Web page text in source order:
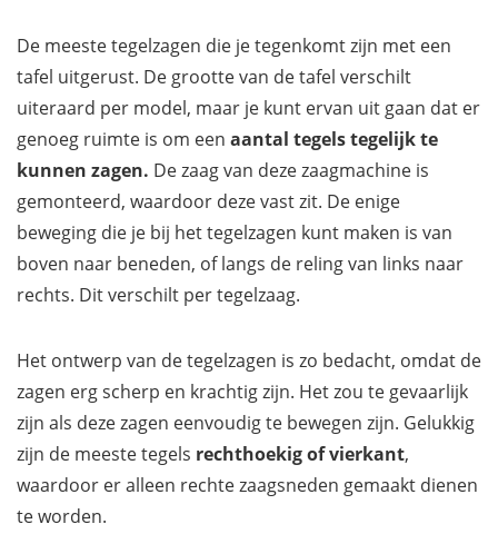
De meeste tegelzagen die je tegenkomt zijn met een
tafel uitgerust. De grootte van de tafel verschilt
uiteraard per model, maar je kunt ervan uit gaan dat er
genoeg ruimte is om een aantal tegels tegelijk te
kunnen zagen. De zaag van deze zaagmachine is
gemonteerd, waardoor deze vast zit. De enige
beweging die je bij het tegelzagen kunt maken is van
boven naar beneden, of langs de reling van links naar
rechts. Dit verschilt per tegelzaag.
Het ontwerp van de tegelzagen is zo bedacht, omdat de
zagen erg scherp en krachtig zijn. Het zou te gevaarlijk
zijn als deze zagen eenvoudig te bewegen zijn. Gelukkig
zijn de meeste tegels rechthoekig of vierkant,
waardoor er alleen rechte zaagsneden gemaakt dienen
te worden.